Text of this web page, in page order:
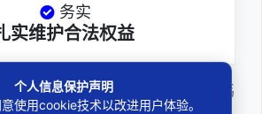
务实
实维护合法权益
，法律硕士，执业于北京市炜
个人信息保护声明
使用cookie技术以改进用户体验。